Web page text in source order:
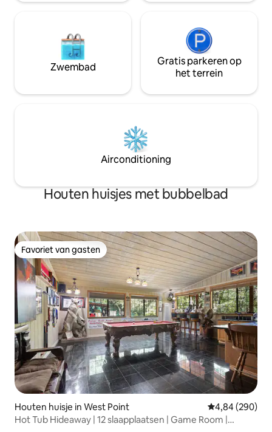
Zwembad
Gratis parkeren op
het terrein
Airconditioning
Houten huisjes met bubbelbad
Favoriet van gasten
Favoriet van gasten
Houten huisje in West Point Gemiddelde
4,84 (290)
Hot Tub Hideaway | 12 slaapplaatsen | Game Room |